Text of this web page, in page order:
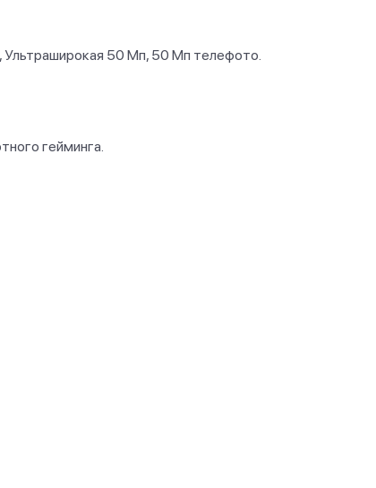
Ультраширокая 50 Мп, 50 Мп телефото.
гейминга.